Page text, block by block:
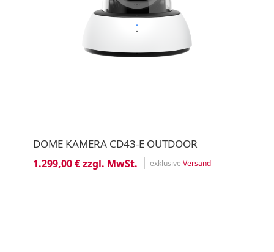
DOME KAMERA CD43-E OUTDOOR
1.299,00 € zzgl. MwSt. exklusive Versand